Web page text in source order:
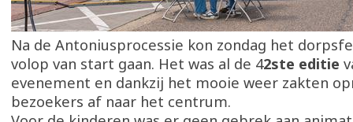
Na de Antoniusprocessie kon zondag het
volop van start gaan. Het was al de 42ste editie
evenement en dankzij het mooie weer zakten
bezoekers af naar het centrum.